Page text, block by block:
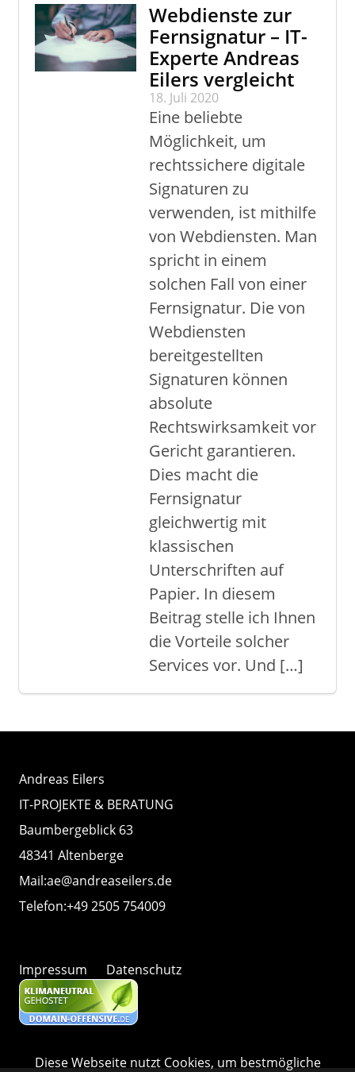
Webdienste zur
Fernsignatur – IT-
Experte Andreas
Eilers vergleicht
18. Juli 2020
Eine beliebte
Möglichkeit, um
rechtssichere digitale
Signaturen zu
verwenden, ist mithilfe
von Webdiensten. Man
spricht in einem
solchen Fall von einer
Fernsignatur. Die von
Webdiensten
bereitgestellten
Signaturen können
absolute
Rechtswirksamkeit vor
Gericht garantieren.
Dies macht die
Fernsignatur
gleichwertig mit
klassischen
Unterschriften auf
Papier. In diesem
Beitrag stelle ich Ihnen
die Vorteile solcher
Services vor. Und […]
Andreas Eilers
IT-PROJEKTE & BERATUNG
Baumbergeblick 63
48341 Altenberge
Mail:ae@andreaseilers.de
Telefon:+49 2505 754009
Impressum Datenschutz
Diese Webseite nutzt Cookies, um bestmögliche